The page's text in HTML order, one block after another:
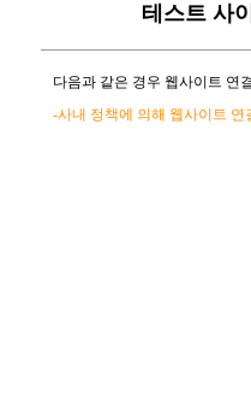
테스트 사
다음과 같은 경우 웹사이트 연
-사내 정책에 의해 웹사이트